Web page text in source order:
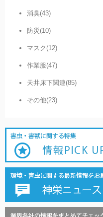
消臭(43)
防災(10)
マスク(12)
作業服(47)
天井床下関連(85)
その他(23)